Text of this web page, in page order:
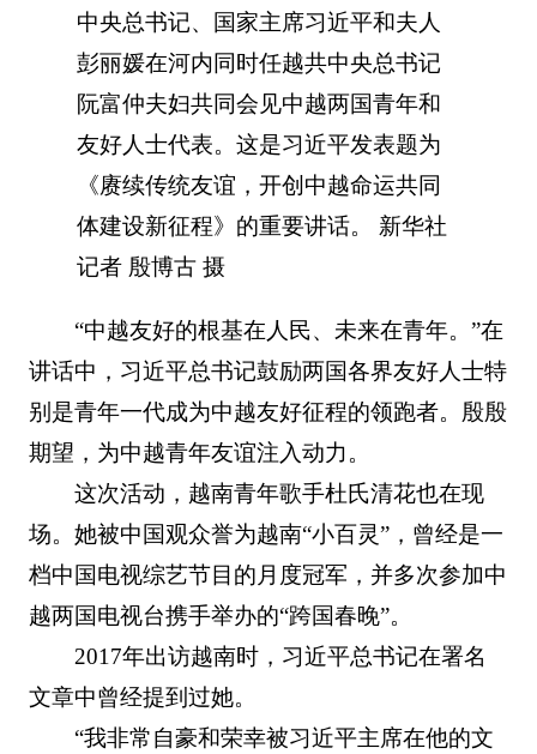
中央总书记、国家主席习近平和夫人
彭丽媛在河内同时任越共中央总书记
阮富仲夫妇共同会见中越两国青年和
友好人士代表。这是习近平发表题为
《赓续传统友谊，开创中越命运共同
体建设新征程》的重要讲话。 新华社
记者 殷博古 摄
“中越友好的根基在人民、未来在青年。”在
讲话中，习近平总书记鼓励两国各界友好人士特
别是青年一代成为中越友好征程的领跑者。殷殷
期望，为中越青年友谊注入动力。
这次活动，越南青年歌手杜氏清花也在现
场。她被中国观众誉为越南“小百灵”，曾经是一
档中国电视综艺节目的月度冠军，并多次参加中
越两国电视台携手举办的“跨国春晚”。
2017年出访越南时，习近平总书记在署名
文章中曾经提到过她。
“我非常自豪和荣幸被习近平主席在他的文